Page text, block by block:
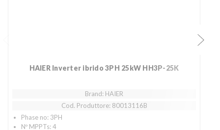
HAIER Inverter ibrido 3PH 25kW HH3P-25K
Brand: HAIER
Cod. Produttore: 80013116B
Phase no: 3PH
Nº MPPTs: 4